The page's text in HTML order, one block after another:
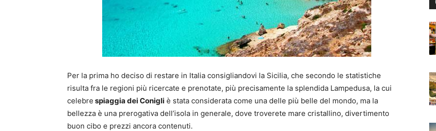
Per la prima ho deciso di restare in Italia consigliandovi la Sicilia, che secondo le statistiche
risulta fra le regioni più ricercate e prenotate, più precisamente la splendida Lampedusa, la cui
celebre spiaggia dei Conigli è stata considerata come una delle più belle del mondo, ma la
bellezza è una prerogativa dell’isola in generale, dove troverete mare cristallino, divertimento
buon cibo e prezzi ancora contenuti.